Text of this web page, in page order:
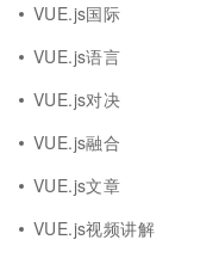
VUE.js国际
VUE.js语言
VUE.js对决
VUE.js融合
VUE.js文章
VUE.js视频讲解